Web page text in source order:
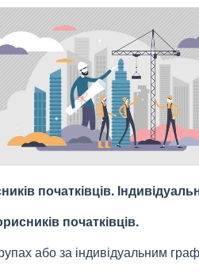
початківців.
початківців.
або за індивідуальним